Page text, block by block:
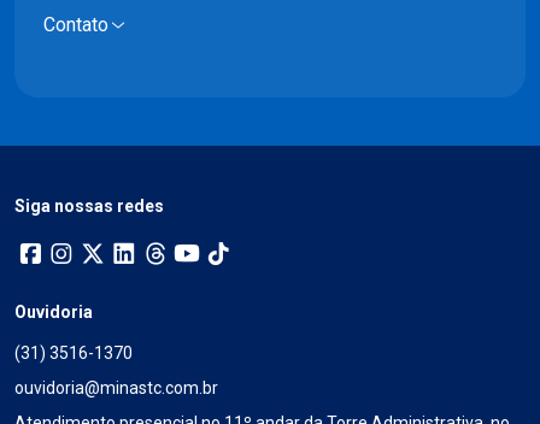
Contato
Siga nossas redes
Ouvidoria
(31) 3516-1370
ouvidoria@minastc.com.br